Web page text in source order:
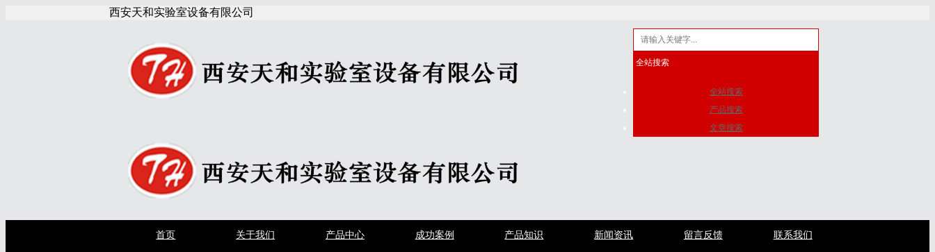
全站搜索
全站搜索
产品搜索
文章搜索
西安天和实验室设备有限公司
首页 关于我们 产品中心 成功案例 产品知识 新闻资讯 留言反馈 联系我们